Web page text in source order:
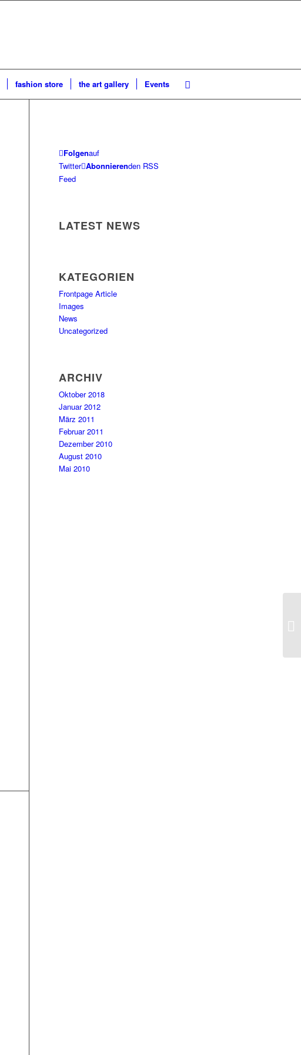
fashion store the art gallery Events
Folgenauf
Twitter Abonnierenden RSS
Feed
LATEST NEWS
KATEGORIEN
Frontpage Article
Images
News
Uncategorized
ARCHIV
Oktober 2018
Januar 2012
März 2011
Februar 2011
Dezember 2010
August 2010
Mai 2010